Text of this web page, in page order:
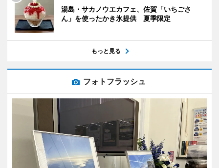
湯島・サカノウエカフェ、佐賀「いちごさ
ん」を使ったかき氷提供 夏季限定
もっと見る
フォトフラッシュ